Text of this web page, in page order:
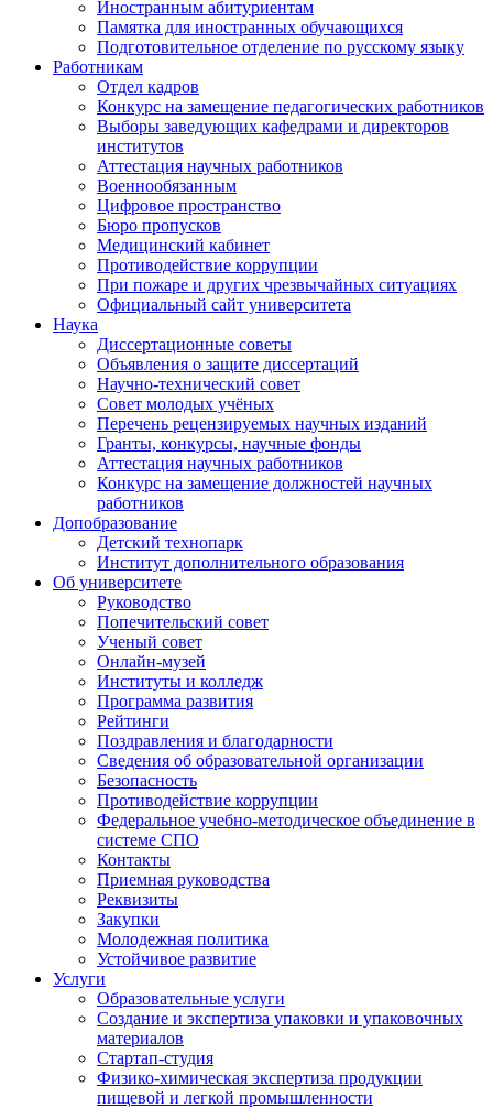
Иностранным абитуриентам
Памятка для иностранных обучающихся
Подготовительное отделение по русскому языку
Работникам
Отдел кадров
Конкурс на замещение педагогических работников
Выборы заведующих кафедрами и директоров
институтов
Аттестация научных работников
Военнообязанным
Цифровое пространство
Бюро пропусков
Медицинский кабинет
Противодействие коррупции
При пожаре и других чрезвычайных ситуациях
Официальный сайт университета
Наука
Диссертационные советы
Объявления о защите диссертаций
Научно-технический совет
Совет молодых учёных
Перечень рецензируемых научных изданий
Гранты, конкурсы, научные фонды
Аттестация научных работников
Конкурс на замещение должностей научных
работников
Допобразование
Детский технопарк
Институт дополнительного образования
Об университете
Руководство
Попечительский совет
Ученый совет
Онлайн-музей
Институты и колледж
Программа развития
Рейтинги
Поздравления и благодарности
Сведения об образовательной организации
Безопасность
Противодействие коррупции
Федеральное учебно-методическое объединение в
системе СПО
Контакты
Приемная руководства
Реквизиты
Закупки
Молодежная политика
Устойчивое развитие
Услуги
Образовательные услуги
Создание и экспертиза упаковки и упаковочных
материалов
Стартап-студия
Физико-химическая экспертиза продукции
пищевой и легкой промышленности